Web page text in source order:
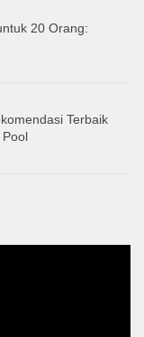
20 Orang:
Terbaik